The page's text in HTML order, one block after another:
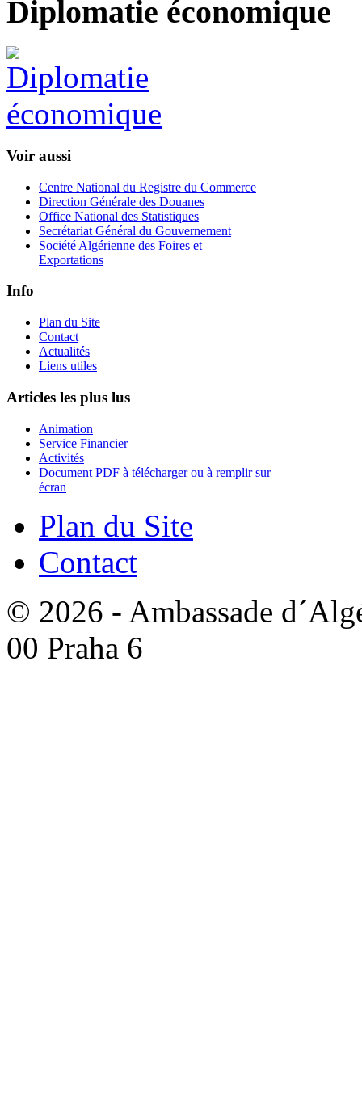
Diplomatie économique
Voir aussi
Centre National du Registre du Commerce
Direction Générale des Douanes
Office National des Statistiques
Secrétariat Général du Gouvernement
Société Algérienne des Foires et
Exportations
Info
Plan du Site
Contact
Actualités
Liens utiles
Articles les plus lus
Animation
Service Financier
Activités
Document PDF à télécharger ou à remplir sur
écran
Plan du Site
Contact
© 2026 - Ambassade
00 Praha 6